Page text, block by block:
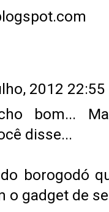
2012 22:55
bom...
disse...
borogodó
o gadget de